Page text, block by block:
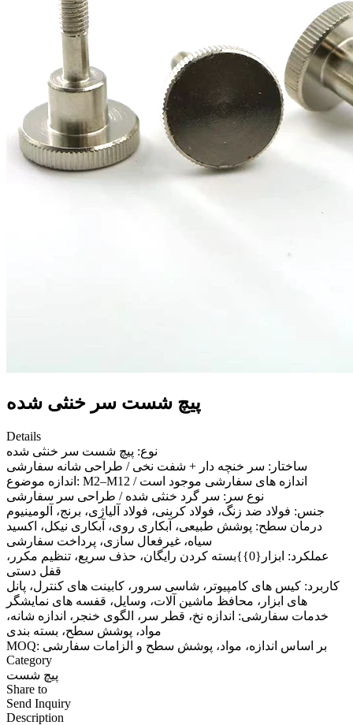
پیچ شست سر خنثی شده
Details
نوع: پیچ شست سر خنثی شده
ساختار: سر خنچه دار + شفت نخی / طراحی شانه سفارشی
اندازه موضوع: M2–M12 / اندازه های سفارشی موجود است
نوع سر: سر گرد خنثی شده / طراحی سر سفارشی
جنس: فولاد ضد زنگ، فولاد کربنی، فولاد آلیاژی، برنج، آلومینیوم
درمان سطح: پوشش طبیعی، آبکاری روی، آبکاری نیکل، اکسید
سیاه، غیرفعال سازی، پرداخت سفارشی
عملکرد: ابزار{0}}بسته کردن رایگان، حذف سریع، تنظیم مکرر،
قفل دستی
کاربرد: کیس های کامپیوتر، شاسی سرور، کابینت های کنترل، پانل
های ابزار، محافظ ماشین آلات، وسایل، قفسه های نمایشگر
خدمات سفارشی: اندازه نخ، قطر سر، الگوی خنجر، اندازه شانه،
مواد، پوشش سطح، بسته بندی
MOQ: بر اساس اندازه، مواد، پوشش سطح و الزامات سفارشی
Category
پیچ شست
Share to
Send Inquiry
Description